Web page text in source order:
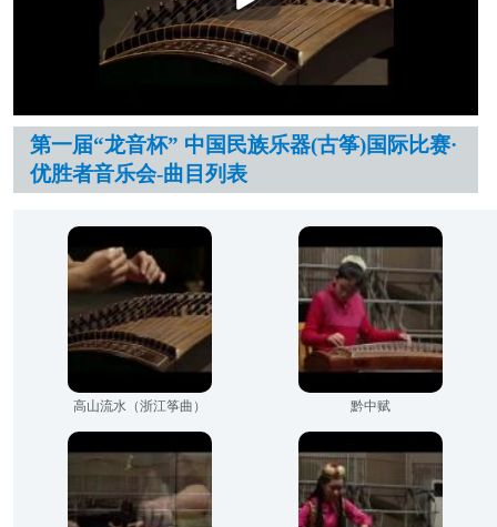
第一届“龙音杯” 中国民族乐器(古筝)国际比赛·
优胜者音乐会-曲目列表
高山流水（浙江筝曲） 黔中赋